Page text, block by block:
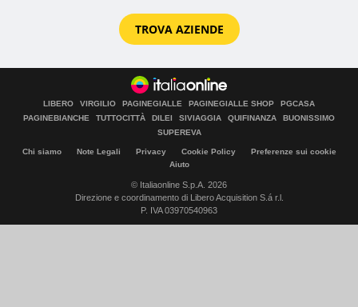
TROVA AZIENDE
LIBERO VIRGILIO PAGINEGIALLE PAGINEGIALLE SHOP
PGCASA
PAGINEBIANCHE
TUTTOCITTÀ DILEI SIVIAGGIA QUIFINANZA
BUONISSIMO
SUPEREVA
Chi siamo Note Legali Privacy Cookie Policy
Preferenze sui cookie
Aiuto
© Italiaonline S.p.A. 2026
Direzione e coordinamento di Libero Acquisition S.á r.l.
P. IVA 03970540963